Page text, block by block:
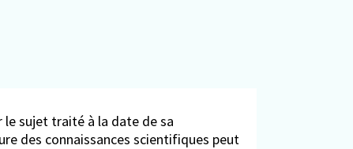
sujet traité à la date de sa
des connaissances scientifiques peut